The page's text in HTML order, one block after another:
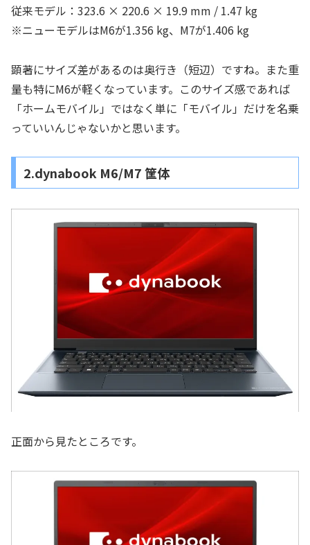
従来モデル：323.6 × 220.6 × 19.9 mm / 1.47 kg
※ニューモデルはM6が1.356 kg、M7が1.406 kg
顕著にサイズ差があるのは奥行き（短辺）ですね。また重
量も特にM6が軽くなっています。このサイズ感であれば
「ホームモバイル」ではなく単に「モバイル」だけを名乗
っていいんじゃないかと思います。
2.dynabook M6/M7 筐体
正面から見たところです。